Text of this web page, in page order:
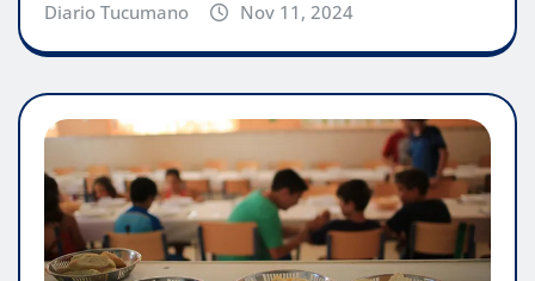
Diario Tucumano Nov 11, 2024